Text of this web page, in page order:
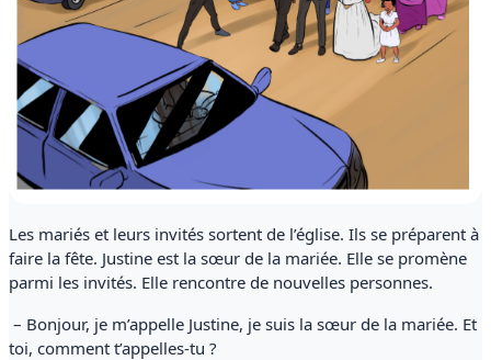
Les mariés et leurs invités sortent de l’église. Ils se préparent à
faire la fête. Justine est la sœur de la mariée. Elle se promène
parmi les invités. Elle rencontre de nouvelles personnes.
– Bonjour, je m’appelle Justine, je suis la sœur de la mariée. Et
toi, comment t’appelles-tu ?